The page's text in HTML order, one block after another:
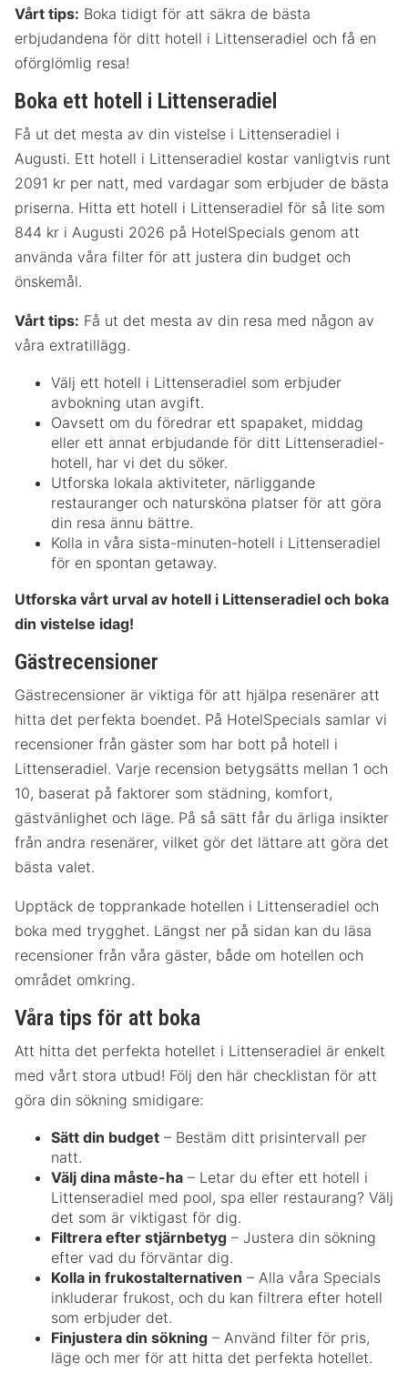
Vårt tips: Boka tidigt för att säkra de bästa
erbjudandena för ditt hotell i Littenseradiel och få en
oförglömlig resa!
Boka ett hotell i Littenseradiel
Få ut det mesta av din vistelse i Littenseradiel i
Augusti. Ett hotell i Littenseradiel kostar vanligtvis runt
2091 kr per natt, med vardagar som erbjuder de bästa
priserna. Hitta ett hotell i Littenseradiel för så lite som
844 kr i Augusti 2026 på HotelSpecials genom att
använda våra filter för att justera din budget och
önskemål.
Vårt tips: Få ut det mesta av din resa med någon av
våra extratillägg.
Välj ett hotell i Littenseradiel som erbjuder
avbokning utan avgift.
Oavsett om du föredrar ett spapaket, middag
eller ett annat erbjudande för ditt Littenseradiel-
hotell, har vi det du söker.
Utforska lokala aktiviteter, närliggande
restauranger och natursköna platser för att göra
din resa ännu bättre.
Kolla in våra sista-minuten-hotell i Littenseradiel
för en spontan getaway.
Utforska vårt urval av hotell i Littenseradiel och boka
din vistelse idag!
Gästrecensioner
Gästrecensioner är viktiga för att hjälpa resenärer att
hitta det perfekta boendet. På HotelSpecials samlar vi
recensioner från gäster som har bott på hotell i
Littenseradiel. Varje recension betygsätts mellan 1 och
10, baserat på faktorer som städning, komfort,
gästvänlighet och läge. På så sätt får du ärliga insikter
från andra resenärer, vilket gör det lättare att göra det
bästa valet.
Upptäck de topprankade hotellen i Littenseradiel och
boka med trygghet. Längst ner på sidan kan du läsa
recensioner från våra gäster, både om hotellen och
området omkring.
Våra tips för att boka
Att hitta det perfekta hotellet i Littenseradiel är enkelt
med vårt stora utbud! Följ den här checklistan för att
göra din sökning smidigare:
Sätt din budget – Bestäm ditt prisintervall per
natt.
Välj dina måste-ha – Letar du efter ett hotell i
Littenseradiel med pool, spa eller restaurang? Välj
det som är viktigast för dig.
Filtrera efter stjärnbetyg – Justera din sökning
efter vad du förväntar dig.
Kolla in frukostalternativen – Alla våra Specials
inkluderar frukost, och du kan filtrera efter hotell
som erbjuder det.
Finjustera din sökning – Använd filter för pris,
läge och mer för att hitta det perfekta hotellet.